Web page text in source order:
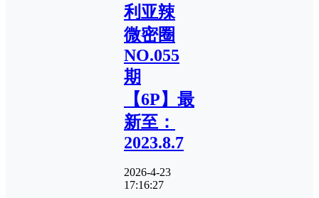
利亚辣
微密圈
NO.055
期
【6P】最
新至：
2023.8.7
2026-4-23
17:16:27